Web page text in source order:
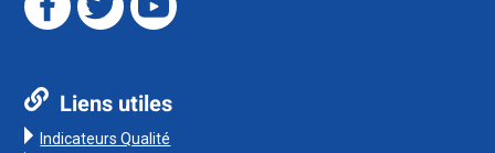
Liens utiles
Indicateurs Qualité